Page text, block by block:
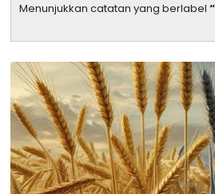
Menunjukkan catatan yang berlabel